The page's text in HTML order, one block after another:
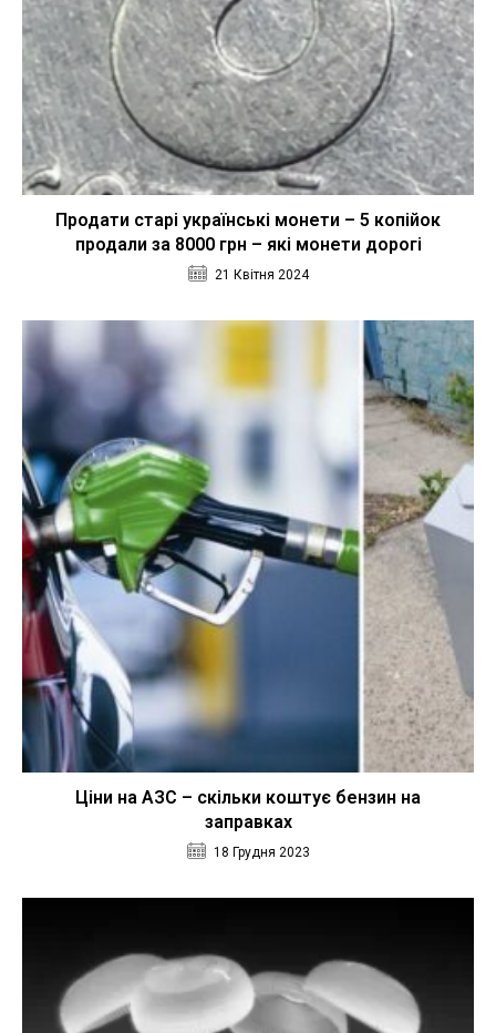
Продати старі українські монети – 5 копійок
продали за 8000 грн – які монети дорогі
21 Квітня 2024
Ціни на АЗС – скільки коштує бензин на
заправках
18 Грудня 2023